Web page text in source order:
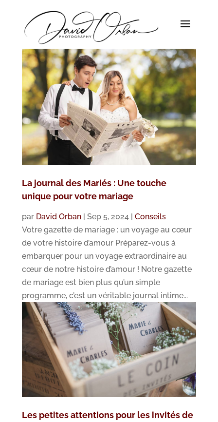
La journal des Mariés : Une touche
unique pour votre mariage
par David Orban| Sep 5, 2024| Conseils
Votre gazette de mariage : un voyage au cœur
de votre histoire d’amour Préparez-vous à
embarquer pour un voyage extraordinaire au
cœur de notre histoire d’amour ! Notre gazette
de mariage est bien plus qu’un simple
programme, c’est un véritable journal intime...
Les petites attentions pour les invités de